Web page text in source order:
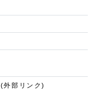
(外部リンク)